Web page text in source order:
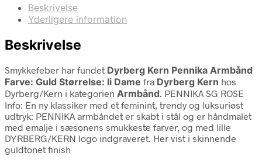
Beskrivelse
Yderligere information
Beskrivelse
Smykkefeber har fundet Dyrberg Kern Pennika Armbånd
Farve: Guld Størrelse: Ii Dame fra Dyrberg Kern hos
Dyrberg/Kern i kategorien Armbånd. PENNIKA SG ROSE
Info: En ny klassiker med et feminint, trendy og luksuriøst
udtryk: PENNIKA armbåndet er skabt i stål og er håndmalet
med emalje i sæsonens smukkeste farver, og med lille
DYRBERG/KERN logo indgraveret. Her vist i skinnende
guldtonet finish